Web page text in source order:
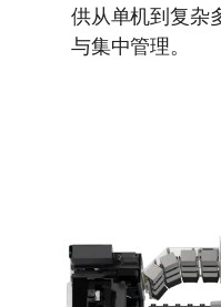
供从单机到复杂
与集中管理。